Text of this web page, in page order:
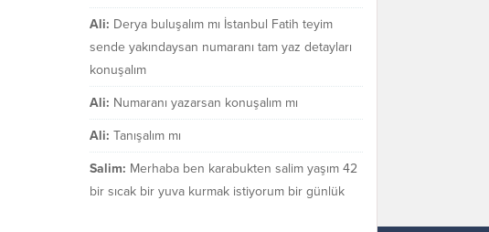
Ali: Derya buluşalım mı İstanbul Fatih teyim
sende yakındaysan numaranı tam yaz detayları
konuşalım
Ali: Numaranı yazarsan konuşalım mı
Ali: Tanışalım mı
Salim: Merhaba ben karabukten salim yaşım 42
bir sıcak bir yuva kurmak istiyorum bir günlük